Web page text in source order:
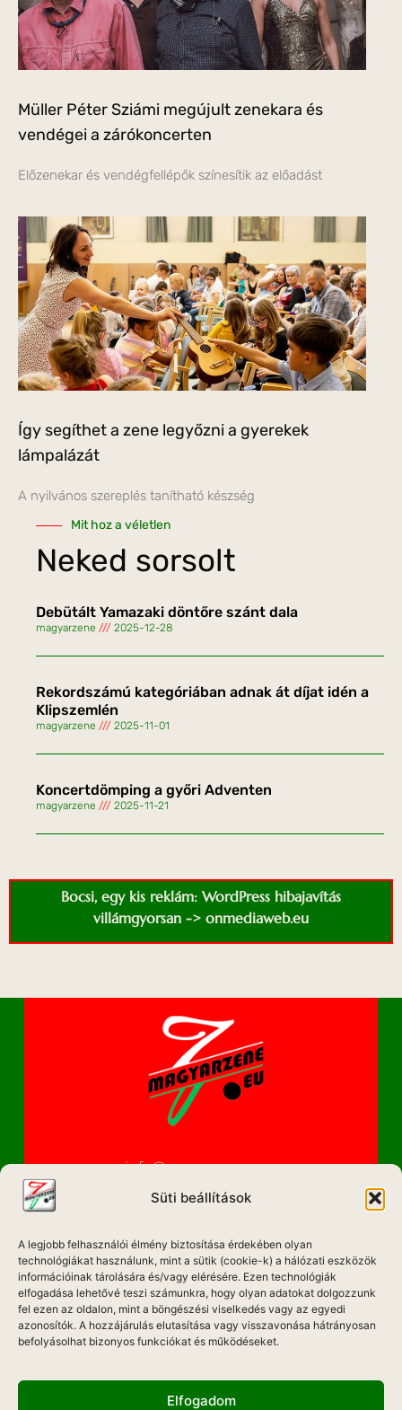
Süti beállítások
A legjobb felhasználói élmény biztosítása érdekében olyan
technológiákat használunk, mint a sütik (cookie-k) a hálózati eszközök
információinak tárolására és/vagy elérésére. Ezen technológiák
elfogadása lehetővé teszi számunkra, hogy olyan adatokat dolgozzunk
fel ezen az oldalon, mint a böngészési viselkedés vagy az egyedi
azonosítók. A hozzájárulás elutasítása vagy visszavonása hátrányosan
befolyásolhat bizonyos funkciókat és működéseket.
Elfogadom
Müller Péter Sziámi megújult zenekara és
vendégei a zárókoncerten
Előzenekar és vendégfellépők színesítik az előadást
Így segíthet a zene legyőzni a gyerekek
lámpalázát
A nyilvános szereplés tanítható készség
Mit hoz a véletlen
Neked sorsolt
Debütált Yamazaki döntőre szánt dala
magyarzene 2025-12-28
Rekordszámú kategóriában adnak át díjat idén a
Klipszemlén
magyarzene 2025-11-01
Koncertdömping a győri Adventen
magyarzene 2025-11-21
Bocsi, egy kis reklám: WordPress hibajavítás
villámgyorsan -> onmediaweb.eu
info@magyarzene.eu
IMPRESSZUM
ETIKAI KÓDEX
MÉDIA AJÁNLAT
ADATKEZELÉSI NYILATKOZAT